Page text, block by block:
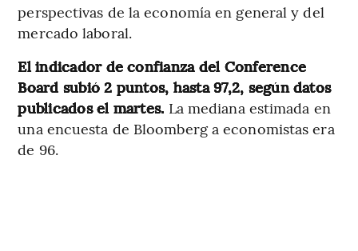
perspectivas de la economía en general y del
mercado laboral.
El indicador de confianza del Conference
Board subió 2 puntos, hasta 97,2, según datos
publicados el martes. La mediana estimada en
una encuesta de Bloomberg a economistas era
de 96.